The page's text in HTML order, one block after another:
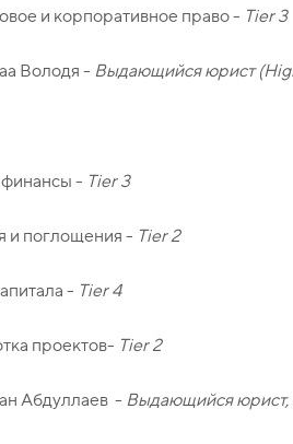
и корпоративное право - Tier 3
Володя - Выдающийся юрист
- Tier 3
поглощения - Tier 2
- Tier 4
проектов- Tier 2
Абдуллаев - Выдающийся юрист,